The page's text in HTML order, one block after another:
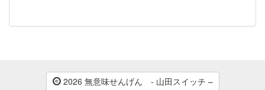
2026 無意味せんげん - 山田スイッチ –